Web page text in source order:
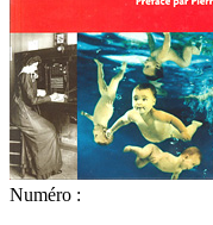
Numéro :